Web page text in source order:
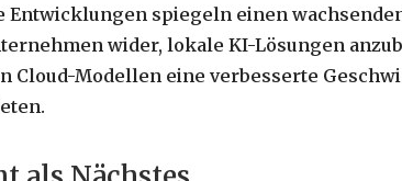
Entwicklungen spiegeln einen
wider, lokale KI-Lösungen
Cloud-Modellen eine verbesserte